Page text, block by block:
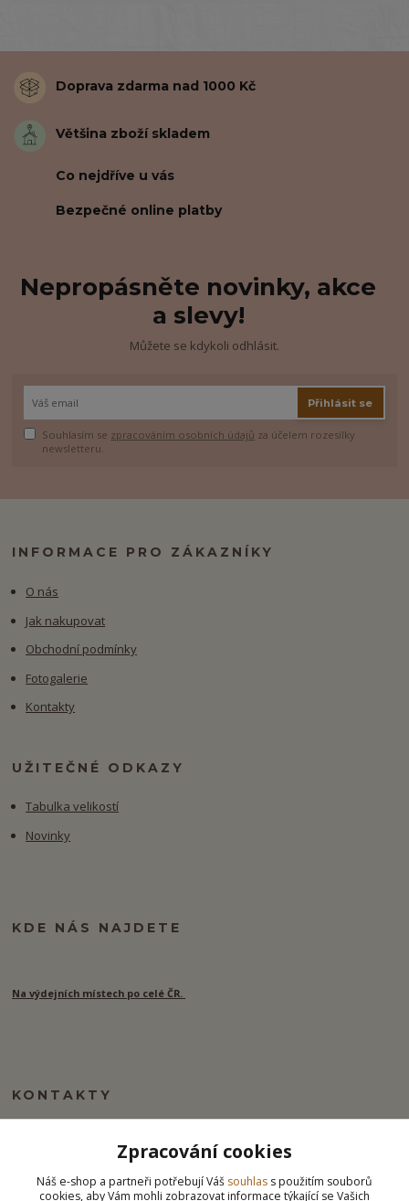
Doprava zdarma nad 1000 Kč
Většina zboží skladem
Co nejdříve u vás
Bezpečné online platby
Nepropásněte novinky, akce
a slevy!
Můžete se kdykoli odhlásit.
Přihlásit se
Souhlasím se zpracováním osobních údajů za účelem rozesílky
newsletteru.
INFORMACE PRO ZÁKAZNÍKY
O nás
Jak nakupovat
Obchodní podmínky
Fotogalerie
Kontakty
UŽITEČNÉ ODKAZY
Tabulka velikostí
Novinky
KDE NÁS NAJDETE
Na výdejních místech po celé ČR.
KONTAKTY
info@ipj.cz
Zpracování cookies
Náš e-shop a partneři potřebují Váš souhlas s použitím souborů
cookies, aby Vám mohli zobrazovat informace týkající se Vašich